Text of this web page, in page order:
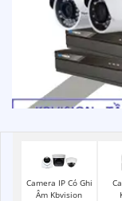
Camera IP Có Ghi
Âm Kbvision